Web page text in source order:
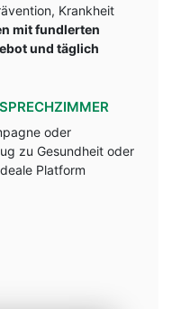
Krankheit
mit fundlerten
und täglich
oder
zu Gesundheit oder
Platform